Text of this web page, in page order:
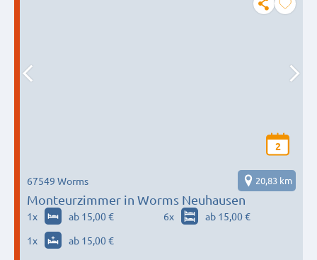
2
Monteurzimmer in Worms Neuhausen
67549 Worms 20,83 km
1x ab 15,00 € 6x
ab 15,00 €
1x ab 15,00 €